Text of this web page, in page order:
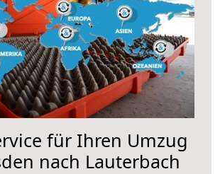
für Ihren Umzug
nach Lauterbach